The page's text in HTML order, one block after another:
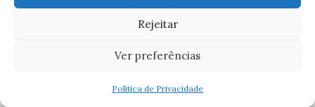
Rejeitar
Ver preferências
Política de Privacidade
Semana Santa 2026(5)